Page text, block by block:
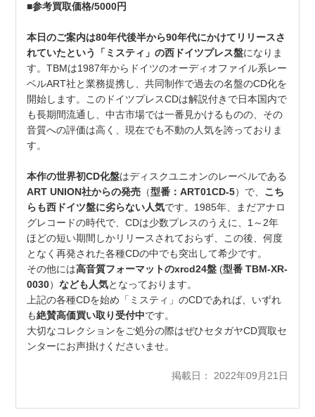
■参考買取価格/5000円
本日のご案内は80年代後半から90年代にかけてリリースさ
れていたという「ミスティ」の西ドイツプレス盤になりま
す。TBMは1987年からドイツのオーディオファイル系レー
ベルART社と業務提携し、共同制作で過去の名盤のCD化を
開始します。このドイツプレスCDは解説付きで日本国内で
も長期間流通し、中古市場では一番見かけるものの、その
音質への評価は高く、現在でも不動の人気を誇っておりま
す。
本作の世界初CD化盤はディスクユニオンのレーベルである
ART UNION社からの発売 （型番：ART01CD-5）で、 こち
らも西ドイツ盤に劣らない人気です。1985年、まだアナロ
グレコードの時代で、CDは少数プレスのうえに、1～2年
ほどの短い期間しかリリースされておらず、この後、何度
となく再発された各種CDの中でも突出して希少です。
その他には高音質フォーマットのxrcd24盤 (型番 TBM-XR-
0030）なども人気となっております。
上記の各種CDを始め「ミスティ」のCDであれば、いずれ
も絶賛高価買い取り受付中です。
大切なコレクションをご処分の際はぜひセタガヤCD買取セ
ンターにお声掛けくださいませ。
掲載日： 2022年09月21日